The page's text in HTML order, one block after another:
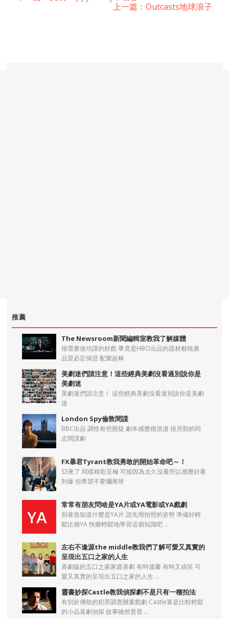
上一篇：Outcasts地球浪子
推薦
The Newsroom新聞編輯室教我了解媒體
很需要做功課的好戲 畢竟是HBO出品的題材都很廣
品質必定保證 配樂超棒
美劇迷們請注意！這些經典美劇沒看過別說你是
美劇迷
美劇迷們請注意！ 這些經典美劇沒看過別說你是美劇
迷
London Spy倫敦間諜
BBC出品 調性有些懸疑 劇本感覺很浪漫 很另類的同
志間諜劇
FX暴君Tyrant教我勇敢的開始革命吧～！
S3來了 同樣精彩至極 可能因為太久沒看所以感覺好看
到爆 但希望不要爛尾呀
常常有朋友問啥是YA片或YA電影或YA戲劇
別著急知道什麼是YA片 請先用拍照的姿勢 準備好輕
鬆比個YA 快樂輕鬆地學習這個知識吧 ...
左右不逢源the middle教我們了解可愛又真實的
呈現出五口之家的人生
喜劇版的五口之家家庭喜劇 有時溫馨 有時又搞笑 可
愛又真實的呈現出五口之家的人生 ...
靈書妙探Castle教我偵探劇不是只有一種拍法
有別於傳統的犯罪調查辦案戲劇 Castle算是比較輕鬆
的小品喜劇偵探 故事雖然普普 ...